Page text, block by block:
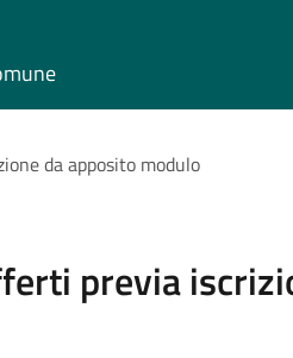
da apposito modulo
previa